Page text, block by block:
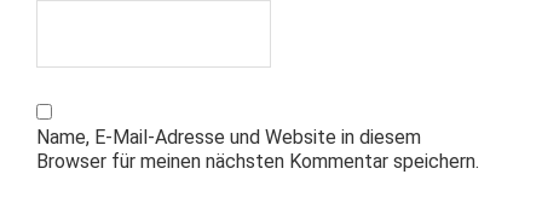
Name, E-Mail-Adresse und Website in diesem
Browser für meinen nächsten Kommentar speichern.